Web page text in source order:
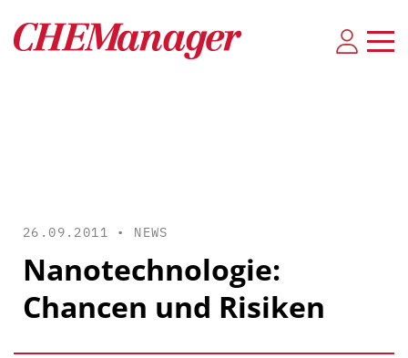
26.09.2011 • NEWS
Nanotechnologie:
Chancen und Risiken